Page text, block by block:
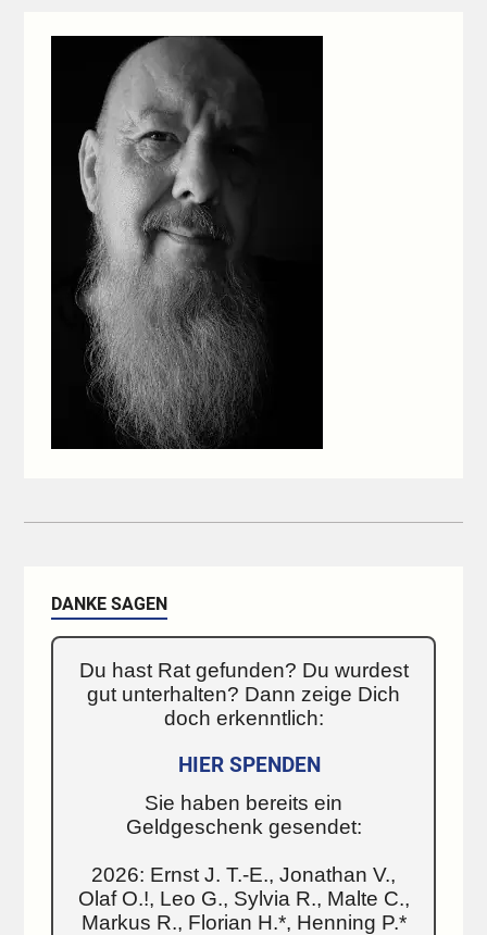
DANKE SAGEN
Du hast Rat gefunden? Du wurdest
gut unterhalten? Dann zeige Dich
doch erkenntlich:
HIER SPENDEN
Sie haben bereits ein
Geldgeschenk gesendet:
2026: Ernst J. T.-E., Jonathan V.,
Olaf O.!, Leo G., Sylvia R., Malte C.,
Markus R., Florian H.*, Henning P.*